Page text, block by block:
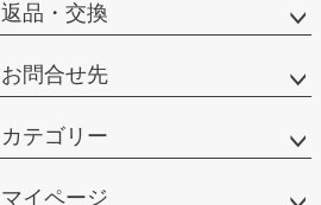
返品・交換
お問合せ先
カテゴリー
マイページ